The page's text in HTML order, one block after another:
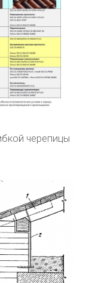
черепицы